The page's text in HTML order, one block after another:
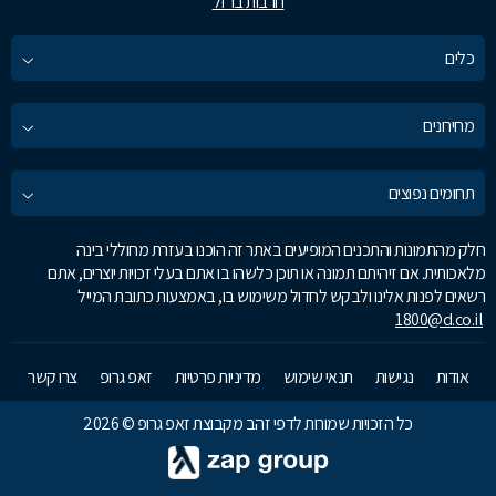
כלים
מחירונים
תחומים נפוצים
חלק מהתמונות והתכנים המופיעים באתר זה הוכנו בעזרת מחוללי בינה
מלאכותית. אם זיהיתם תמונה או תוכן כלשהו בו אתם בעלי זכויות יוצרים, אתם
רשאים לפנות אלינו ולבקש לחדול משימוש בו, באמצעות כתובת המייל
1800@d.co.il
אודות נגישות תנאי שימוש מדיניות פרטיות זאפ גרופ
צרו קשר
כל הזכויות שמורות לדפי זהב מקבוצת זאפ גרופ © 2026